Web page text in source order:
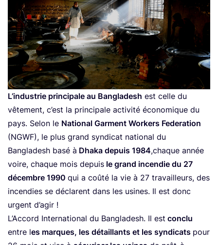
L’industrie prin­ci­pale au Ban­gla­desh est celle du
vête­ment, c’est la prin­ci­pale acti­vi­té éco­no­mique du
pays. Selon le Natio­nal Garment Wor­kers Fede­ra­tion
(NGWF), le plus grand syn­di­cat natio­nal du
Ban­gla­desh basé à Dha­ka depuis 1984,chaque année
voire, chaque mois depuis le grand incen­die du 27
décembre 1990 qui a coû­té la vie à 27 tra­vailleurs, des
incen­dies se déclarent dans les usines. Il est donc
urgent d’agir !
L’Accord Inter­na­tio­nal du Ban­gla­desh. Il est conclu
entre les marques, les détaillants et les syn­di­cats pour